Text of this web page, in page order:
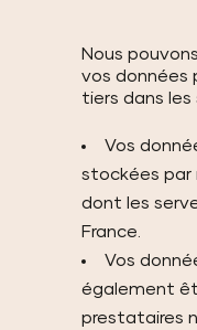
Nous
vos données
tiers dans
Vos
stockées par
dont les
France.
Vos
également
prestataires